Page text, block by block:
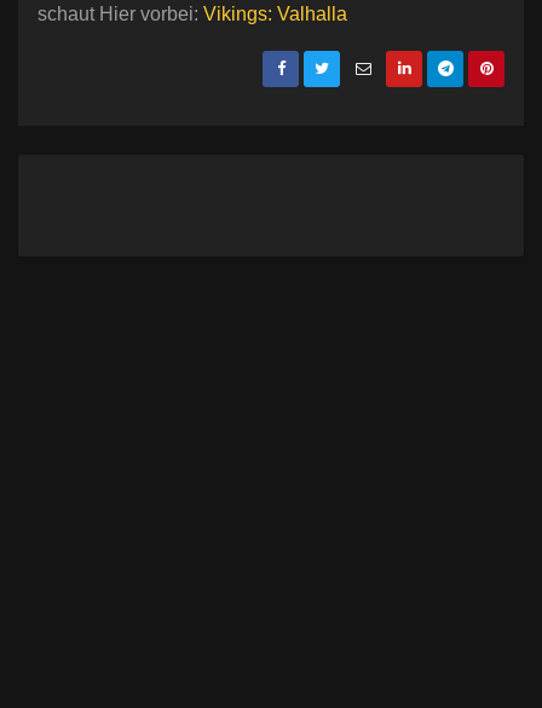
schaut Hier vorbei: Vikings: Valhalla